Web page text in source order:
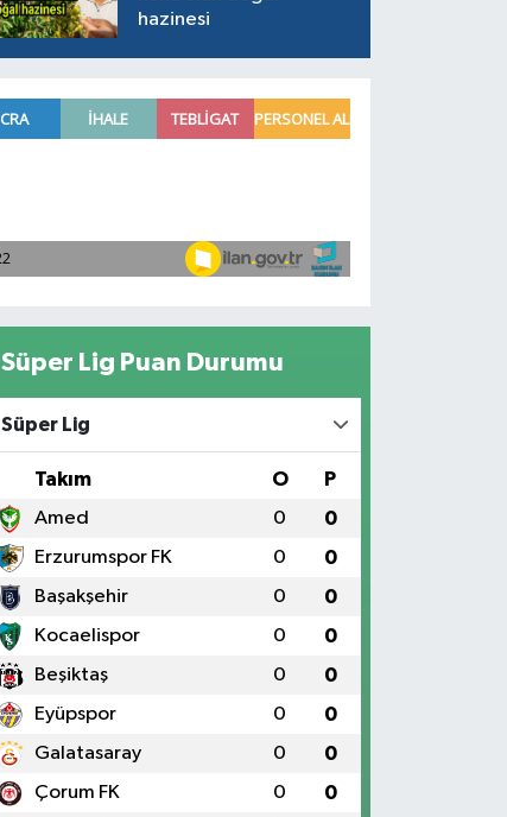
hazinesi
Süper Lig Puan Durumu
Süper Lig
Takım O P
Amed 0 0
Erzurumspor FK 0 0
Başakşehir 0 0
Kocaelispor 0 0
Beşiktaş 0 0
Eyüpspor 0 0
Galatasaray 0 0
Çorum FK 0 0